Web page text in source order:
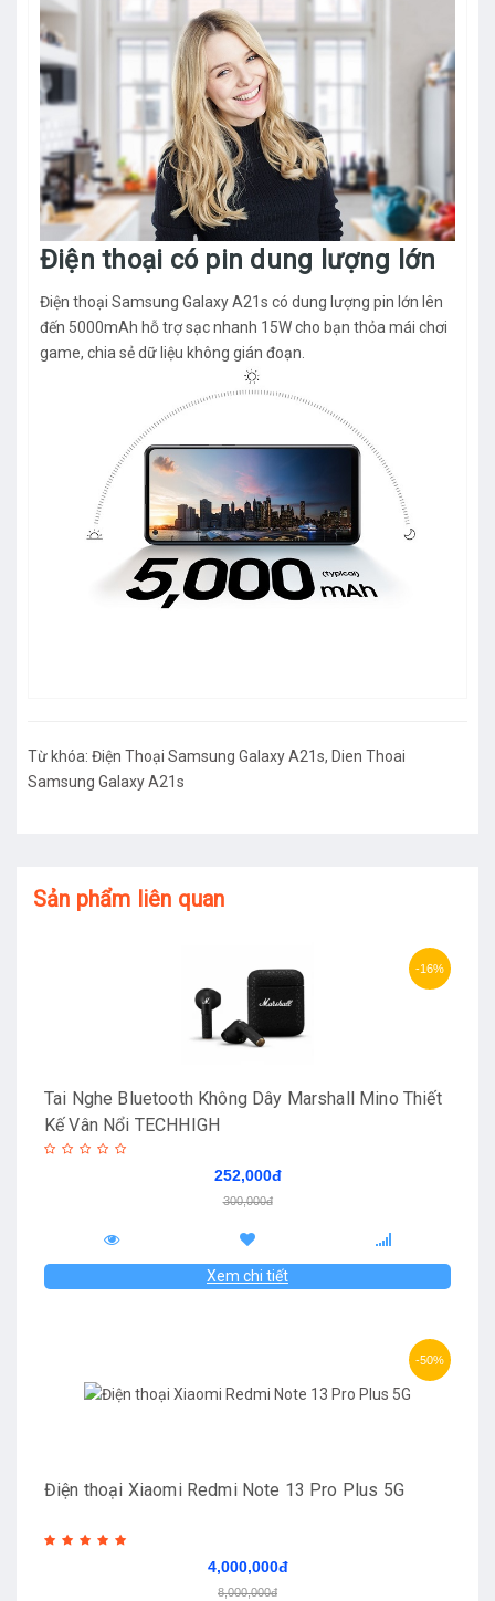
Điện thoại có pin dung lượng lớn
Điện thoại Samsung Galaxy A21s có dung lượng pin lớn lên
đến 5000mAh hỗ trợ sạc nhanh 15W cho bạn thỏa mái chơi
game, chia sẻ dữ liệu không gián đoạn.
Từ khóa: Điện Thoại Samsung Galaxy A21s, Dien Thoai
Samsung Galaxy A21s
Sản phẩm liên quan
-16%
Tai Nghe Bluetooth Không Dây Marshall Mino Thiết
Kế Vân Nổi TECHHIGH
252,000đ
300,000đ
Xem chi tiết
-50%
Điện thoại Xiaomi Redmi Note 13 Pro Plus 5G
4,000,000đ
8,000,000đ